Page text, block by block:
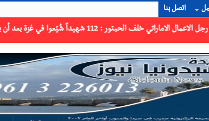
اتصل بنا